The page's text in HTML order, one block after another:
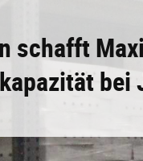
schafft
bei